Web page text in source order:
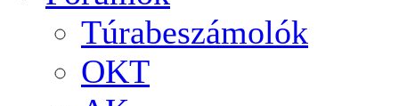
Túrabeszámolók
OKT